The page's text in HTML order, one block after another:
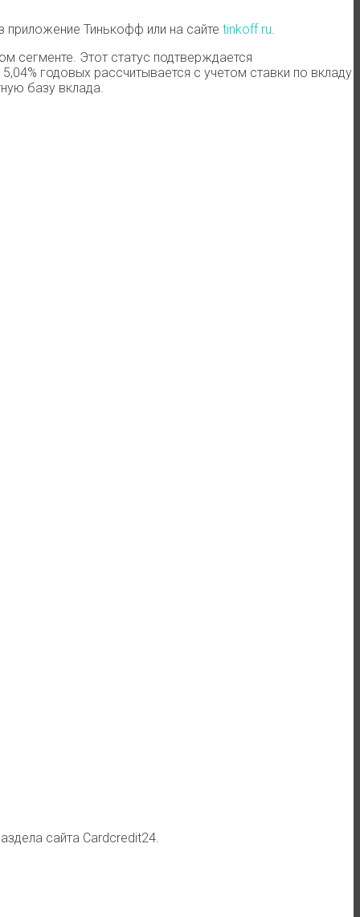
приложение Тинькофф или на сайте tinkoff.ru
сегменте. Этот статус подтверждается
годовых рассчитывается с учетом ставки по вкладу
базу вклада.
сайта Cardcredit24.